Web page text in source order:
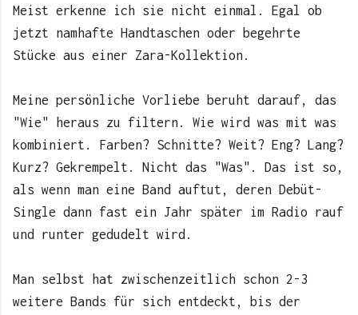
Meist erkenne ich sie nicht einmal. Egal ob
jetzt namhafte Handtaschen oder begehrte
Stücke aus einer Zara-Kollektion.
Meine persönliche Vorliebe beruht darauf, das
"Wie" heraus zu filtern. Wie wird was mit was
kombiniert. Farben? Schnitte? Weit? Eng? Lang?
Kurz? Gekrempelt. Nicht das "Was". Das ist so,
als wenn man eine Band auftut, deren Debüt-
Single dann fast ein Jahr später im Radio rauf
und runter gedudelt wird.
Man selbst hat zwischenzeitlich schon 2-3
weitere Bands für sich entdeckt, bis der